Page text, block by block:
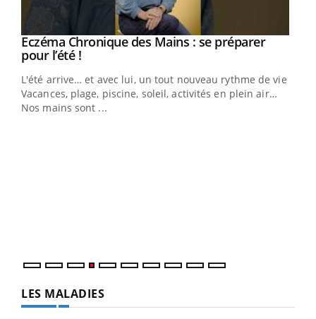
Youtube
Eczéma Chronique des Mains : se préparer
pour l’été !Youtube
L'été arrive… et avec lui, un tout nouveau rythme de vie !
Vacances, plage, piscine, soleil, activités en plein air…
Nos mains sont ...
LES MALADIES